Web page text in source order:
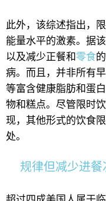
此外，该综述指出，
能量水平的激素。据
以及减少正餐和 零食
病。而且，并非所有
等富含健康脂肪和蛋
物和糕点。尽管限时
现，其他形式的饮食
处。
规律但减少进